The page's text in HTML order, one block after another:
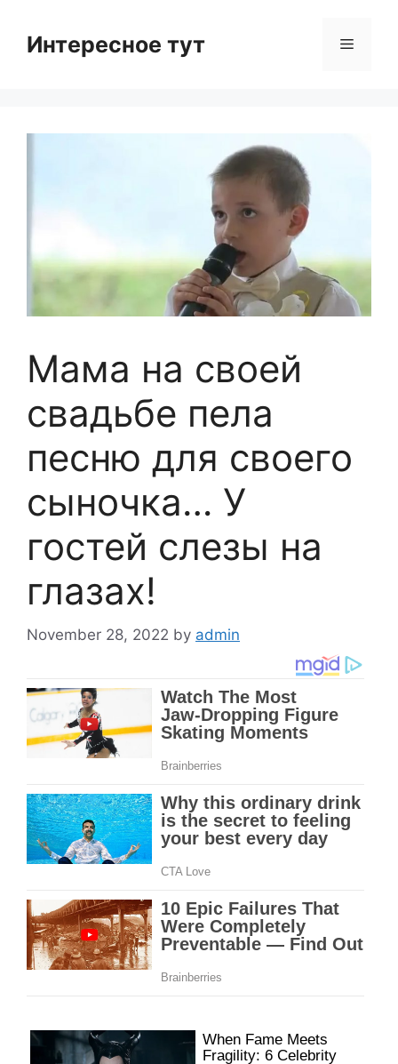
contentИнтересное тут Menu
Мама на своей
свадьбе пела
песню для своего
сыночка… У
гостей слезы на
глазах!
November 28, 2022 by admin